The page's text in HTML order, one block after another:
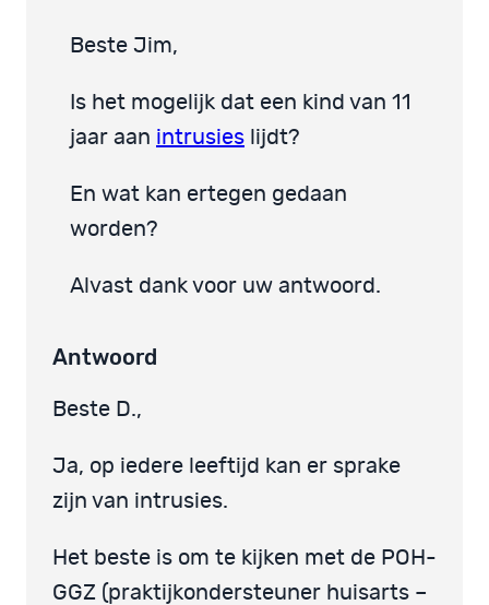
Beste Jim,
Is het mogelijk dat een kind van 11
jaar aan intrusies lijdt?
En wat kan ertegen gedaan
worden?
Alvast dank voor uw antwoord.
Antwoord
Beste D.,
Ja, op iedere leeftijd kan er sprake
zijn van intrusies.
Het beste is om te kijken met de POH-
GGZ (praktijkondersteuner huisarts –